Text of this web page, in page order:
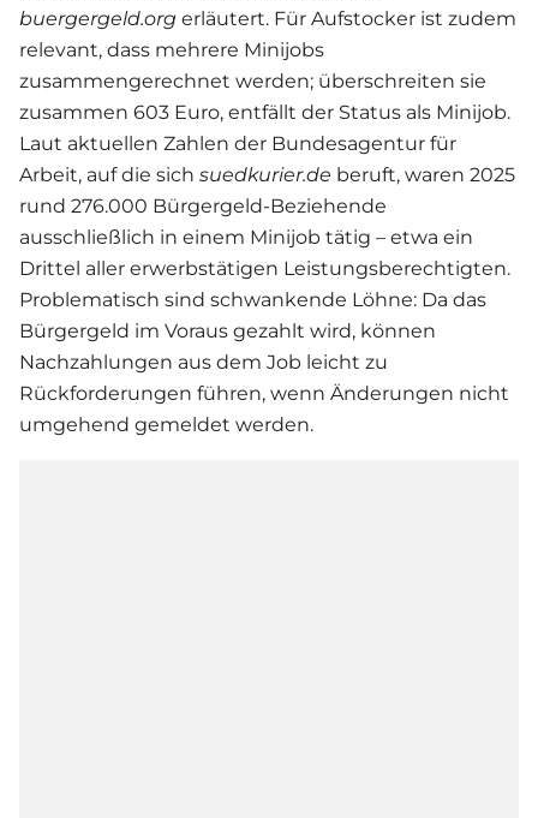
buergergeld.org erläutert. Für Aufstocker ist zudem
relevant, dass mehrere Minijobs
zusammengerechnet werden; überschreiten sie
zusammen 603 Euro, entfällt der Status als Minijob.
Laut aktuellen Zahlen der Bundesagentur für
Arbeit, auf die sich suedkurier.de beruft, waren 2025
rund 276.000 Bürgergeld-Beziehende
ausschließlich in einem Minijob tätig – etwa ein
Drittel aller erwerbstätigen Leistungsberechtigten.
Problematisch sind schwankende Löhne: Da das
Bürgergeld im Voraus gezahlt wird, können
Nachzahlungen aus dem Job leicht zu
Rückforderungen führen, wenn Änderungen nicht
umgehend gemeldet werden.